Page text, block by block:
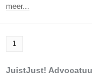
meer...
1
JuistJust!